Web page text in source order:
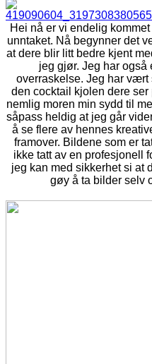
Hei nå er vi endelig
unntaket. Nå begynner det
at dere blir litt bedre kjent
jeg gjør. Jeg har også
overraskelse. Jeg har vært
den cocktail kjolen dere ser
nemlig moren min sydd til
såpass heldig at jeg går
å se flere av hennes
framover. Bildene som er
ikke tatt av en profesjonell
jeg kan med sikkerhet si at
gøy å ta bilder selv